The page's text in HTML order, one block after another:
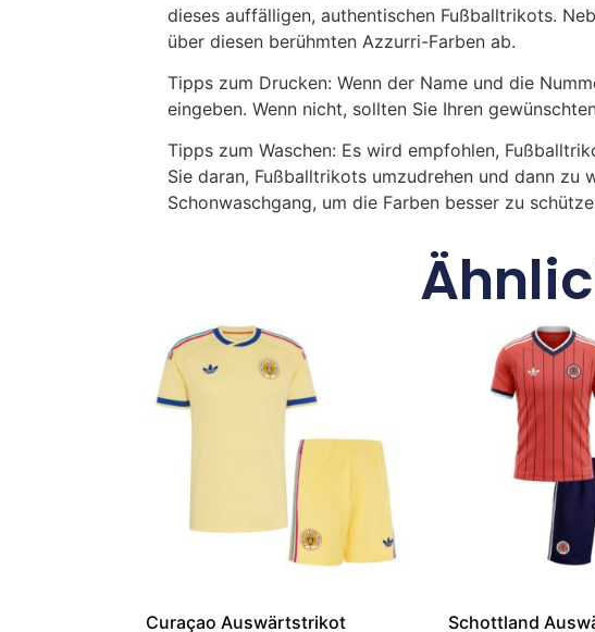
dieses auffälligen, authentischen Fußballtrikots.
über diesen berühmten Azzurri-Farben ab.
Tipps zum Drucken: Wenn der Name und die
eingeben. Wenn nicht, sollten Sie Ihren
Tipps zum Waschen: Es wird empfohlen,
Sie daran, Fußballtrikots umzudrehen und dann zu
Schonwaschgang, um die Farben besser zu
Curaçao Auswärtstrikot
Schottland